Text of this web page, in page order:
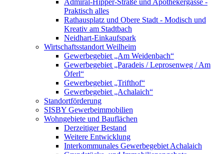
Praktisch alles
Rathausplatz und Obere Stadt - Modisch und
Kreativ am Stadtbach
Neidhart-Einkaufspark
Wirtschaftsstandort Weilheim
Gewerbegebiet „Am Weidenbach“
Gewerbegebiet „Paradeis / Leprosenweg / Am
Öferl“
Gewerbegebiet „Trifthof“
Gewerbegebiet „Achalaich“
Standortförderung
SISBY Gewerbeimmobilien
Wohngebiete und Bauflächen
Derzeitiger Bestand
Weitere Entwicklung
Interkommunales Gewerbegebiet Achalaich